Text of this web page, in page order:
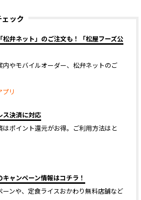
ック
弁ネット」のご注文も！「松屋フーズ公
内やモバイルオーダー、松弁ネットのご
リ
決済に対応
はポイント還元がお得。ご利用方法はと
ャンペーン情報はコチラ！
ーンや、定食ライスおかわり無料店舗など